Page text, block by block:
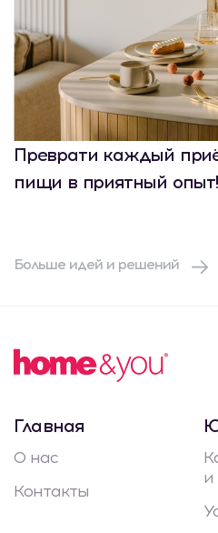
Преврати каждый
пищи в приятный опыт!
Больше идей и решений
Главная
О нас
Контакты
и